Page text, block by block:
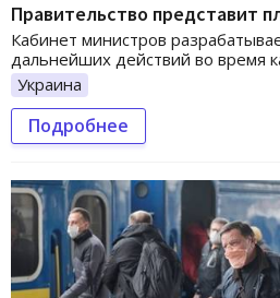
Правительство представит
Кабинет министров
дальнейших действий во время
Украина
Подробнее